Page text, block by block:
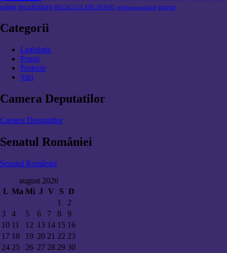
radiații recalculare RECALCULARE PENSII retribuția tarifară sporuri
Categorii
Legislatie
Pensii
Proiecte
Știri
Camera Deputatilor
Camera Deputatilor
Senatul României
Senatul României
august 2026
L Ma Mi J V S D
1
2
3
4 5 6 7 8
9
10 11 12 13 14 15 16
17 18 19 20 21 22 23
24 25 26 27 28 29 30